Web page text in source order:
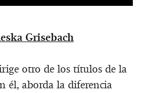
Grisebach
otro de los títulos de la
él, aborda la diferencia